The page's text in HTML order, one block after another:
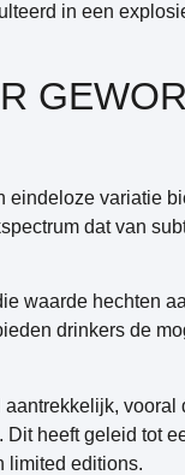
in een
eindeloze variatie
dat van
waarde hechten
drinkers de
vooral
Dit heeft geleid tot
limited editions.